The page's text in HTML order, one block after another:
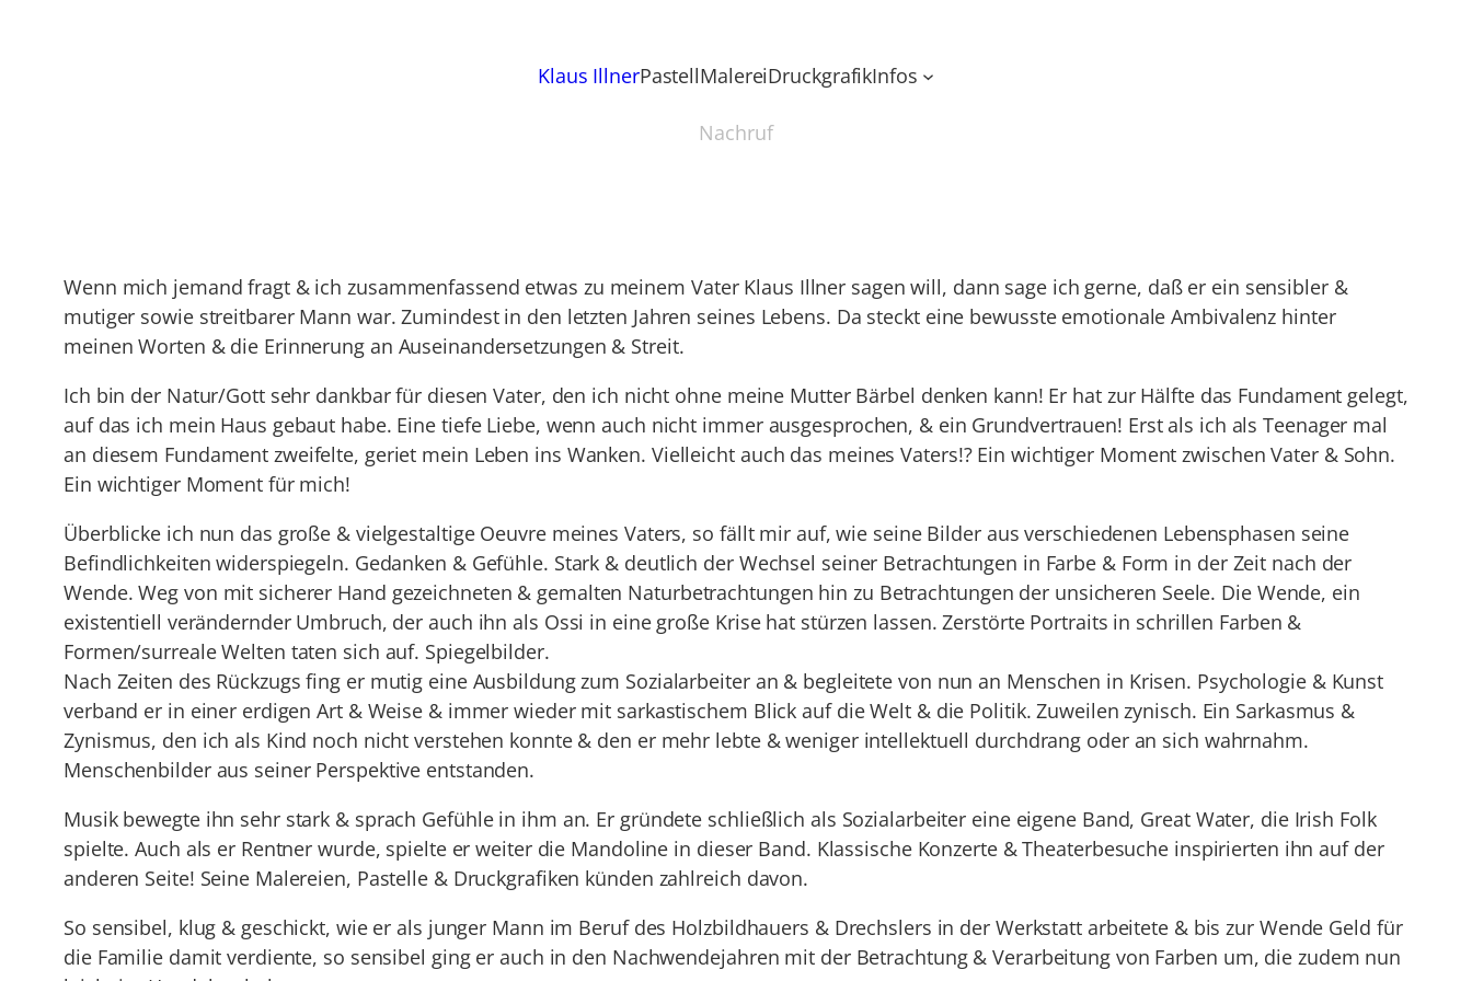
Klaus IllnerPastellMalereiDruckgrafikInfos
Nachruf
Wenn mich jemand fragt & ich zusammenfassend etwas zu meinem Vater Klaus Illner sagen will, dann sage ich gerne, daß er ein sensibler &
mutiger sowie streitbarer Mann war. Zumindest in den letzten Jahren seines Lebens. Da steckt eine bewusste emotionale Ambivalenz hinter
meinen Worten & die Erinnerung an Auseinandersetzungen & Streit.
Ich bin der Natur/Gott sehr dankbar für diesen Vater, den ich nicht ohne meine Mutter Bärbel denken kann! Er hat zur Hälfte das Fundament gelegt,
auf das ich mein Haus gebaut habe. Eine tiefe Liebe, wenn auch nicht immer ausgesprochen, & ein Grundvertrauen! Erst als ich als Teenager mal
an diesem Fundament zweifelte, geriet mein Leben ins Wanken. Vielleicht auch das meines Vaters!? Ein wichtiger Moment zwischen Vater & Sohn.
Ein wichtiger Moment für mich!
Überblicke ich nun das große & vielgestaltige Oeuvre meines Vaters, so fällt mir auf, wie seine Bilder aus verschiedenen Lebensphasen seine
Befindlichkeiten widerspiegeln. Gedanken & Gefühle. Stark & deutlich der Wechsel seiner Betrachtungen in Farbe & Form in der Zeit nach der
Wende. Weg von mit sicherer Hand gezeichneten & gemalten Naturbetrachtungen hin zu Betrachtungen der unsicheren Seele. Die Wende, ein
existentiell verändernder Umbruch, der auch ihn als Ossi in eine große Krise hat stürzen lassen. Zerstörte Portraits in schrillen Farben &
Formen/surreale Welten taten sich auf. Spiegelbilder.
Nach Zeiten des Rückzugs fing er mutig eine Ausbildung zum Sozialarbeiter an & begleitete von nun an Menschen in Krisen. Psychologie & Kunst
verband er in einer erdigen Art & Weise & immer wieder mit sarkastischem Blick auf die Welt & die Politik. Zuweilen zynisch. Ein Sarkasmus &
Zynismus, den ich als Kind noch nicht verstehen konnte & den er mehr lebte & weniger intellektuell durchdrang oder an sich wahrnahm.
Menschenbilder aus seiner Perspektive entstanden.
Musik bewegte ihn sehr stark & sprach Gefühle in ihm an. Er gründete schließlich als Sozialarbeiter eine eigene Band, Great Water, die Irish Folk
spielte. Auch als er Rentner wurde, spielte er weiter die Mandoline in dieser Band. Klassische Konzerte & Theaterbesuche inspirierten ihn auf der
anderen Seite! Seine Malereien, Pastelle & Druckgrafiken künden zahlreich davon.
So sensibel, klug & geschickt, wie er als junger Mann im Beruf des Holzbildhauers & Drechslers in der Werkstatt arbeitete & bis zur Wende Geld für
die Familie damit verdiente, so sensibel ging er auch in den Nachwendejahren mit der Betrachtung & Verarbeitung von Farben um, die zudem nun